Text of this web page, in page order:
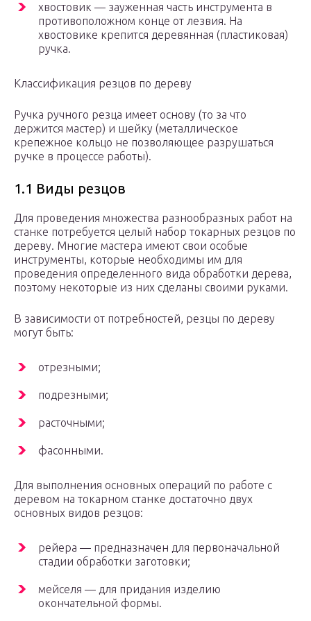
хвостовик — зауженная часть инструмента в
противоположном конце от лезвия. На
хвостовике крепится деревянная (пластиковая)
ручка.
Классификация резцов по дереву
Ручка ручного резца имеет основу (то за что
держится мастер) и шейку (металлическое
крепежное кольцо не позволяющее разрушаться
ручке в процессе работы).
1.1 Виды резцов
Для проведения множества разнообразных работ на
станке потребуется целый набор токарных резцов по
дереву. Многие мастера имеют свои особые
инструменты, которые необходимы им для
проведения определенного вида обработки дерева,
поэтому некоторые из них сделаны своими руками.
В зависимости от потребностей, резцы по дереву
могут быть:
отрезными;
подрезными;
расточными;
фасонными.
Для выполнения основных операций по работе с
деревом на токарном станке достаточно двух
основных видов резцов:
рейера — предназначен для первоначальной
стадии обработки заготовки;
мейселя — для придания изделию
окончательной формы.